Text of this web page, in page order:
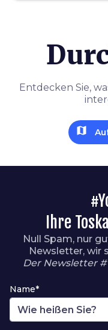
Entdecken Sie,
map
Ihre
Null Spam, nur
Newsletter, wir
Der Newsletter
Name*